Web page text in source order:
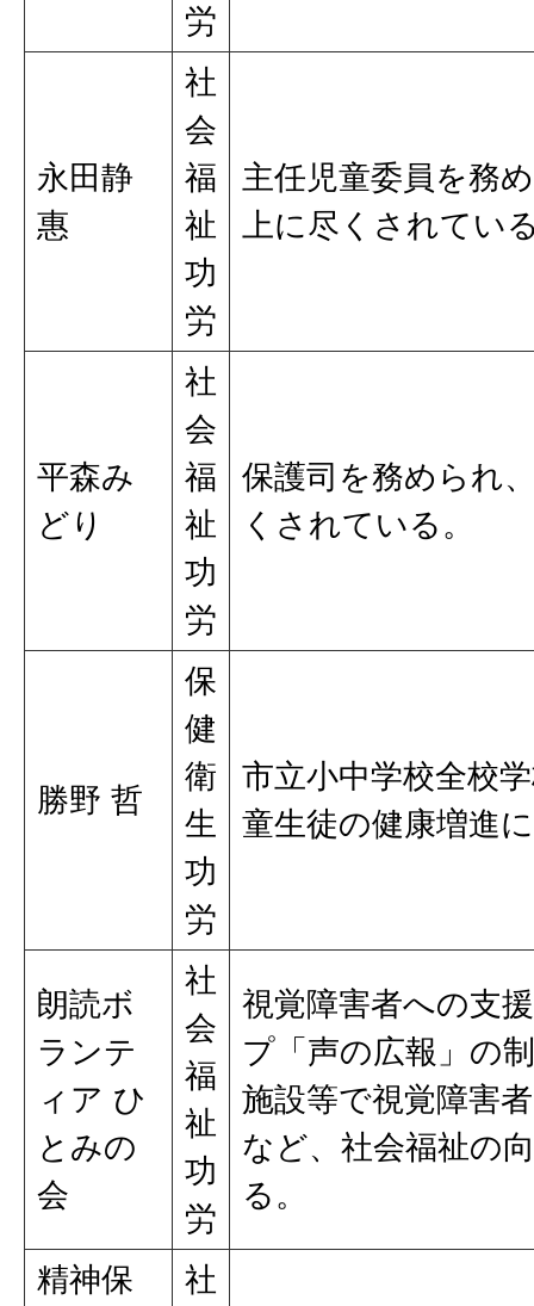
労
永田静
惠
社
会
福
祉
功
労
主任児童委員を務
上に尽くされてい
平森み
どり
社
会
福
祉
功
労
保護司を務められ
くされている。
勝野 哲
保
健
衛
生
功
労
市立小中学校全校
童生徒の健康増進
朗読ボ
ランテ
ィア ひ
とみの
会
社
会
福
祉
功
労
視覚障害者への支
プ「声の広報」の
施設等で視覚障害
など、社会福祉の
る。
精神保
社